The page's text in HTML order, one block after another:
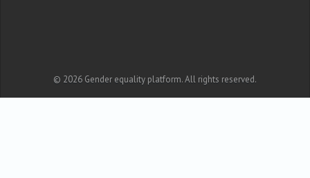
© 2026 Gender equality platform. All rights reserved.